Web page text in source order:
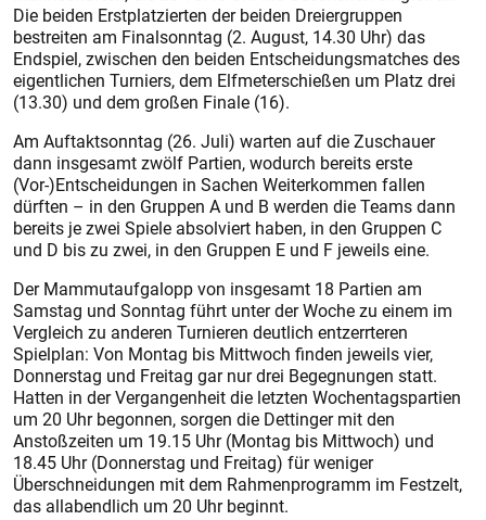
Die beiden Erstplatzierten der beiden Dreiergruppen
bestreiten am Finalsonntag (2. August, 14.30 Uhr) das
Endspiel, zwischen den beiden Entscheidungsmatches des
eigentlichen Turniers, dem Elfmeterschießen um Platz drei
(13.30) und dem großen Finale (16).
Am Auftaktsonntag (26. Juli) warten auf die Zuschauer
dann insgesamt zwölf Partien, wodurch bereits erste
(Vor-)Entscheidungen in Sachen Weiterkommen fallen
dürften – in den Gruppen A und B werden die Teams dann
bereits je zwei Spiele absolviert haben, in den Gruppen C
und D bis zu zwei, in den Gruppen E und F jeweils eine.
Der Mammutaufgalopp von insgesamt 18 Partien am
Samstag und Sonntag führt unter der Woche zu einem im
Vergleich zu anderen Turnieren deutlich entzerrteren
Spielplan: Von Montag bis Mittwoch finden jeweils vier,
Donnerstag und Freitag gar nur drei Begegnungen statt.
Hatten in der Vergangenheit die letzten Wochentagspartien
um 20 Uhr begonnen, sorgen die Dettinger mit den
Anstoßzeiten um 19.15 Uhr (Montag bis Mittwoch) und
18.45 Uhr (Donnerstag und Freitag) für weniger
Überschneidungen mit dem Rahmenprogramm im Festzelt,
das allabendlich um 20 Uhr beginnt.